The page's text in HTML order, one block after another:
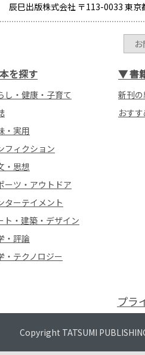
辰巳出版株式会社 〒113-0033 東
本を探す
し・健康・子育て
・実用
フィクション
・思想
ーツ・アウトドア
ターテイメント
ト・建築・デザイン
・評論
・テクノロジー
▼書
新刊
おす
プラ
Copyright TATSUMI